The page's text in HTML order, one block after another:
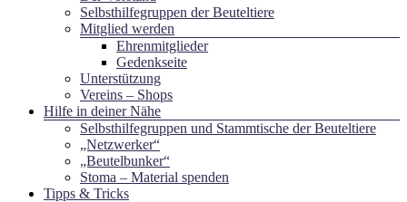
Selbsthilfegruppen der Beuteltiere
Mitglied werden
Ehrenmitglieder
Gedenkseite
Unterstützung
Vereins – Shops
Hilfe in deiner Nähe
Selbsthilfegruppen und Stammtische der Beuteltiere
„Netzwerker“
„Beutelbunker“
Stoma – Material spenden
Tipps & Tricks